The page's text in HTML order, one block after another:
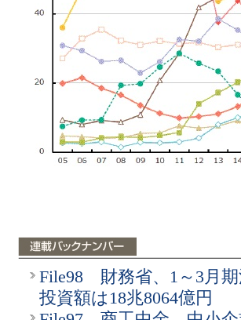
File98 財務省、1～3月
投資額は18兆8064億円